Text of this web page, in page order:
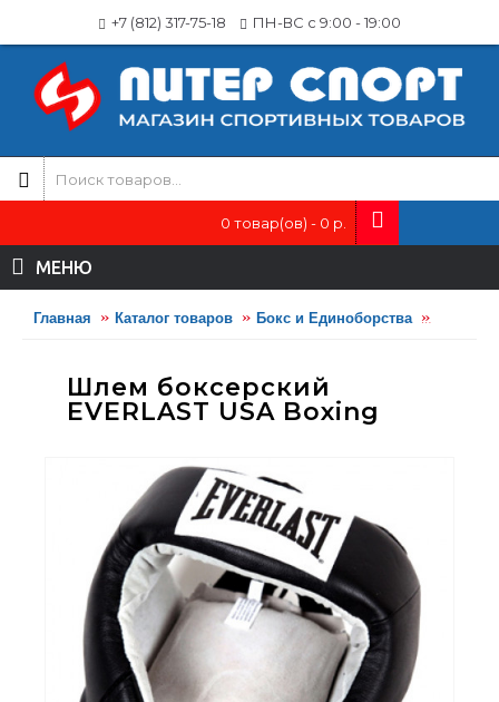
+7 (812) 317-75-18 ПН-ВС с 9:00 - 19:00
0 товар(ов) - 0 р.
МЕНЮ
Главная Каталог товаров Бокс и Единоборства
Шлем боксерский
EVERLAST USA Boxing